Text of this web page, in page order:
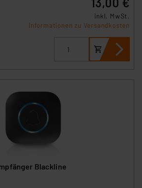
13,00 €
inkl. MwSt.
Informationen zu Versandkosten
Blackline